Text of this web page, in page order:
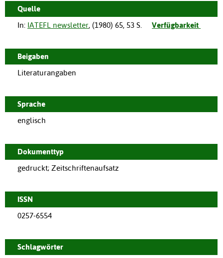
Quelle
In: IATEFL newsletter, (1980) 65, 53 S. Verfügbarkeit
Beigaben
Literaturangaben
Sprache
englisch
Dokumenttyp
gedruckt; Zeitschriftenaufsatz
ISSN
0257-6554
Schlagwörter